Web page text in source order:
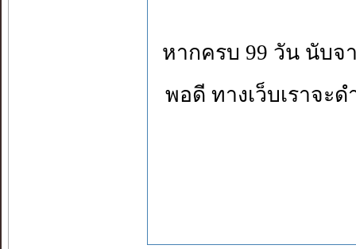
หากครบ 99 วัน นับจ
พอดี ทางเว็บเราจะ